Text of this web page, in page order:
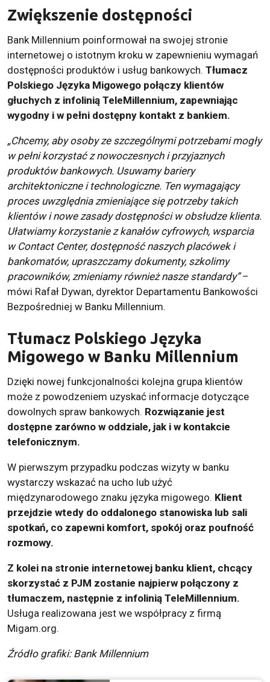
Zwiększenie dostępności
Bank Millennium poinformował na swojej stronie
internetowej o istotnym kroku w zapewnieniu wymagań
dostępności produktów i usług bankowych. Tłumacz
Polskiego Języka Migowego połączy klientów
głuchych z infolinią TeleMillennium, zapewniając
wygodny i w pełni dostępny kontakt z bankiem.
„Chcemy, aby osoby ze szczególnymi potrzebami mogły
w pełni korzystać z nowoczesnych i przyjaznych
produktów bankowych. Usuwamy bariery
architektoniczne i technologiczne. Ten wymagający
proces uwzględnia zmieniające się potrzeby takich
klientów i nowe zasady dostępności w obsłudze klienta.
Ułatwiamy korzystanie z kanałów cyfrowych, wsparcia
w Contact Center, dostępność naszych placówek i
bankomatów, upraszczamy dokumenty, szkolimy
pracowników, zmieniamy również nasze standardy”–
mówi Rafał Dywan, dyrektor Departamentu Bankowości
Bezpośredniej w Banku Millennium.
Tłumacz Polskiego Języka
Migowego w Banku Millennium
Dzięki nowej funkcjonalności kolejna grupa klientów
może z powodzeniem uzyskać informacje dotyczące
dowolnych spraw bankowych. Rozwiązanie jest
dostępne zarówno w oddziale, jak i w kontakcie
telefonicznym.
W pierwszym przypadku podczas wizyty w banku
wystarczy wskazać na ucho lub użyć
międzynarodowego znaku języka migowego. Klient
przejdzie wtedy do oddalonego stanowiska lub sali
spotkań, co zapewni komfort, spokój oraz poufność
rozmowy.
Z kolei na stronie internetowej banku klient, chcący
skorzystać z PJM zostanie najpierw połączony z
tłumaczem, następnie z infolinią TeleMillennium.
Usługa realizowana jest we współpracy z firmą
Migam.org.
Źródło grafiki: Bank Millennium